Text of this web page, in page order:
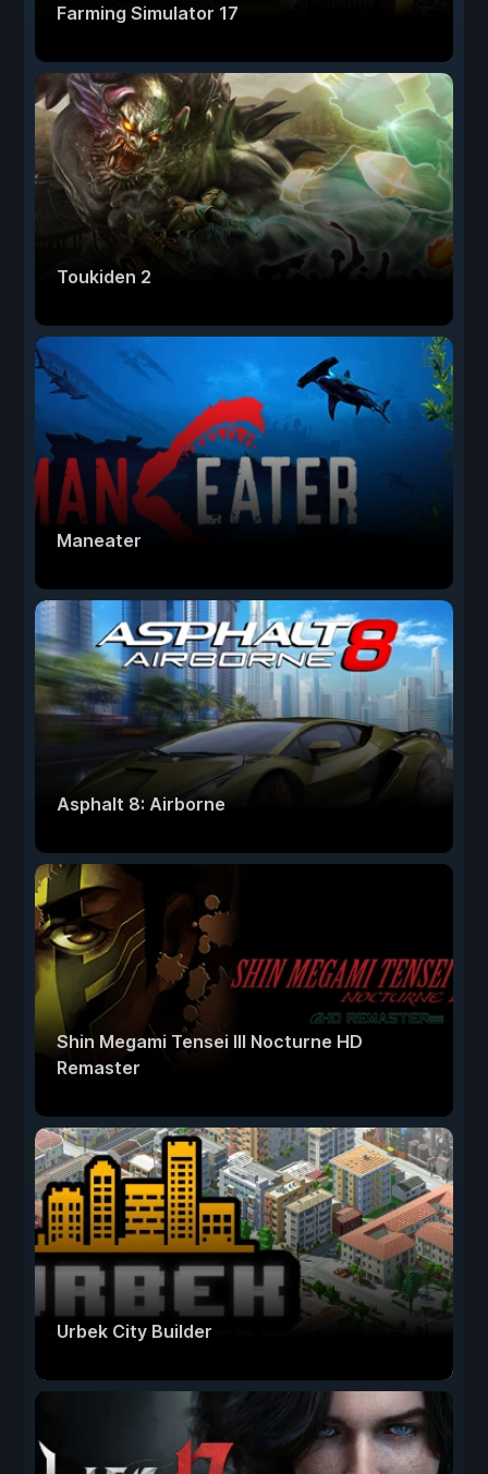
Farming Simulator 17
Toukiden 2
Maneater
Asphalt 8: Airborne
Shin Megami Tensei III Nocturne HD
Remaster
Urbek City Builder